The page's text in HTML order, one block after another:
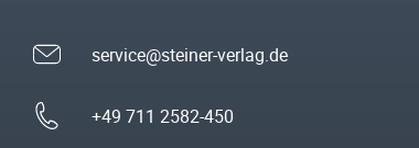
service@steiner-verlag.de
+49 711 2582-450